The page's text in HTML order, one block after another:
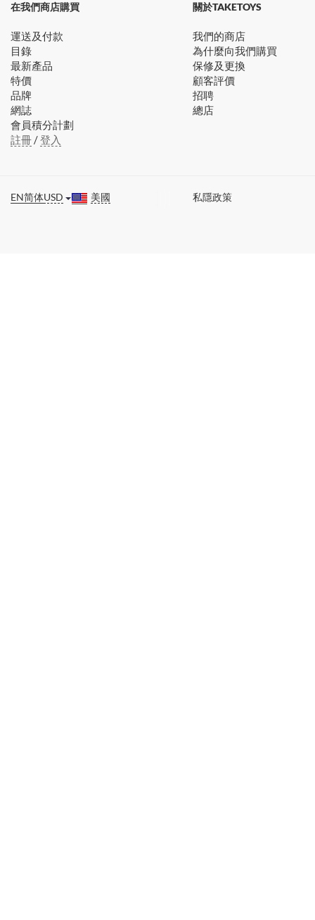
在我們商店購買
運送及付款
目錄
最新產品
特價
品牌
網誌
會員積分計劃
註冊/登入
關於TAKETOYS
我們的商店
為什麼向我們購買
保修及更換
顧客評價
招聘
總店
EN简体USD 美國 私隱政策